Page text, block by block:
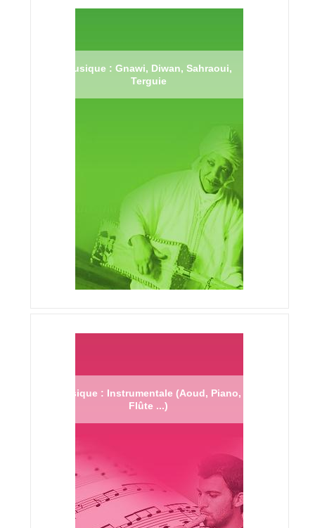
Musique : Gnawi, Diwan, Sahraoui,
Terguie
Musique : Instrumentale (Aoud, Piano,
Flûte ...)